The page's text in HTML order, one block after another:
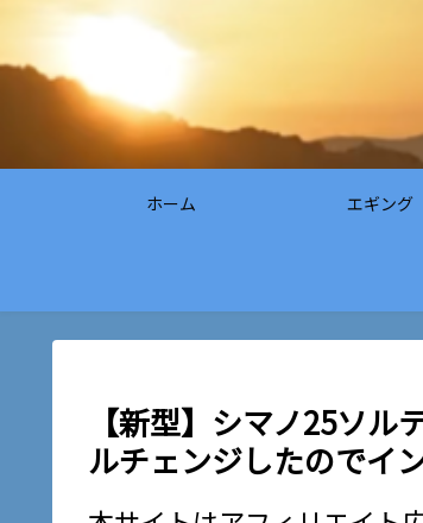
ホーム エギング
【新型】シマノ25ソ
ルチェンジしたのでイ